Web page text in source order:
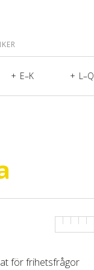
E–K L–Q
för frihetsfrågor